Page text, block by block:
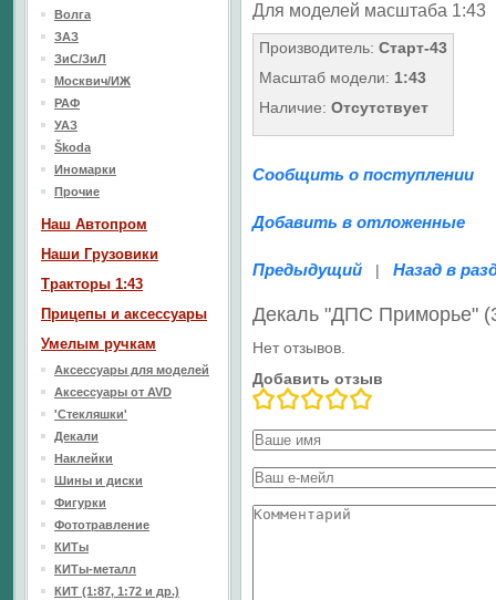
Для моделей масштаба 1:43
Производитель: Старт-43
Масштаб модели: 1:43
Наличие: Отсутствует
Сообщить о поступлении
Добавить в отложенные
Предыдущий | Назад в
Декаль "ДПС Приморье"
Нет отзывов.
Добавить отзыв
Волга
ЗАЗ
ЗиС/ЗиЛ
Москвич/ИЖ
РАФ
УАЗ
Škoda
Иномарки
Прочие
Наш Aвтопром
Наши Грузовики
Тракторы 1:43
Прицепы и аксессуары
Умелым ручкам
Аксессуары для моделей
Аксессуары от AVD
'Стекляшки'
Декали
Наклейки
Шины и диски
Фигурки
Фототравление
КИТы
КИТы-металл
КИТ (1:87, 1:72 и др.)